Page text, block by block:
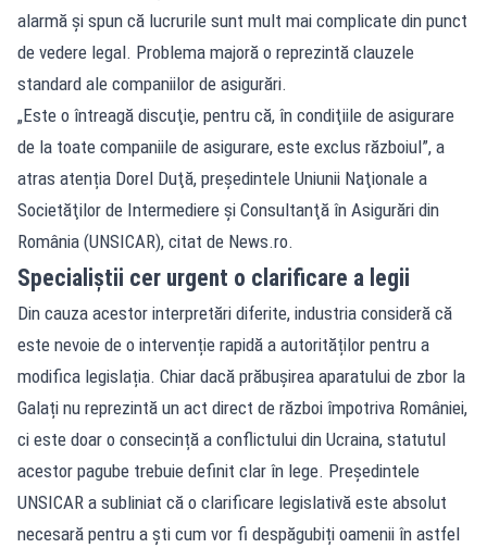
alarmă și spun că lucrurile sunt mult mai complicate din punct
de vedere legal. Problema majoră o reprezintă clauzele
standard ale companiilor de asigurări.
„Este o întreagă discuţie, pentru că, în condiţiile de asigurare
de la toate companiile de asigurare, este exclus războiul”, a
atras atenția Dorel Duţă, preşedintele Uniunii Naţionale a
Societăţilor de Intermediere şi Consultanţă în Asigurări din
România (UNSICAR), citat de News.ro.
Specialiștii cer urgent o clarificare a legii
Din cauza acestor interpretări diferite, industria consideră că
este nevoie de o intervenție rapidă a autorităților pentru a
modifica legislația. Chiar dacă prăbușirea aparatului de zbor la
Galați nu reprezintă un act direct de război împotriva României,
ci este doar o consecință a conflictului din Ucraina, statutul
acestor pagube trebuie definit clar în lege. Președintele
UNSICAR a subliniat că o clarificare legislativă este absolut
necesară pentru a ști cum vor fi despăgubiți oamenii în astfel